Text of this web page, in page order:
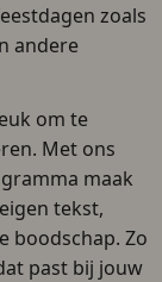
zoals
andere
om te
Met ons
maak
tekst,
boodschap. Zo
past bij jouw